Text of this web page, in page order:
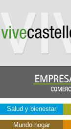
Salud y bienestar
Mundo hogar